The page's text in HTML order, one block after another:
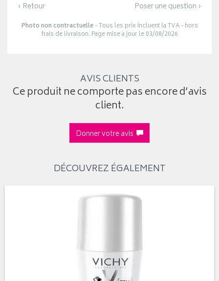
‹ Retour Poser une question ›
Photo non contractuelle- Tous les prix incluent la TVA - hors
frais de livraison. Page mise à jour le 03/08/2026
AVIS CLIENTS
Ce produit ne comporte pas encore d’avis
client.
Donner votre avis
DÉCOUVREZ ÉGALEMENT